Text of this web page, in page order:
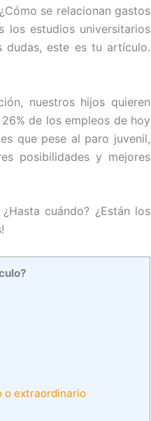
se relacionan gastos
los estudios universitarios
dudas, este es tu artículo.
nuestros hijos quieren
de los empleos de hoy
que pese al paro juvenil,
posibilidades y mejores
cuándo? ¿Están los
o extraordinario